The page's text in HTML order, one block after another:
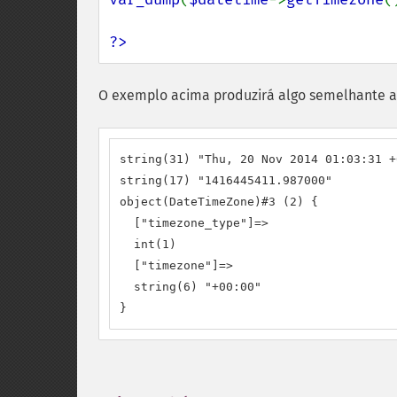
?>
O exemplo acima produzirá algo semelhante
string(31) "Thu, 20 Nov 2014 01:03:31
string(17) "1416445411.987000"
object(DateTimeZone)#3 (2) {
  ["timezone_type"]=>
  int(1)
  ["timezone"]=>
  string(6) "+00:00"
}